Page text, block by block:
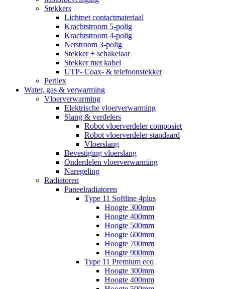
Stekkers
Lichtnet contactmateriaal
Krachtstroom 5-polig
Krachtstroom 4-polig
Netstroom 3-polig
Stekker + schakelaar
Stekker met kabel
UTP- Coax- & telefoonstekker
Perilex
Water, gas & verwarming
Vloerverwarming
Elektrische vloerverwarming
Slang & verdelers
Robot vloerverdeler composiet
Robot vloerverdeler standaard
Vloerslang
Bevestiging vloerslang
Onderdelen vloerverwarming
Naregeling
Radiatoren
Paneelradiatoren
Type 11 Softline 4plus
Hoogte 300mm
Hoogte 400mm
Hoogte 500mm
Hoogte 600mm
Hoogte 700mm
Hoogte 900mm
Type 11 Premium eco
Hoogte 300mm
Hoogte 400mm